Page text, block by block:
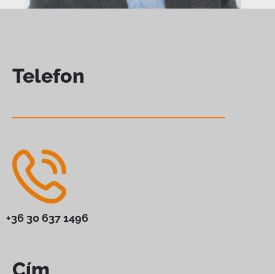
Telefon
+36 30 637 1496
Cím